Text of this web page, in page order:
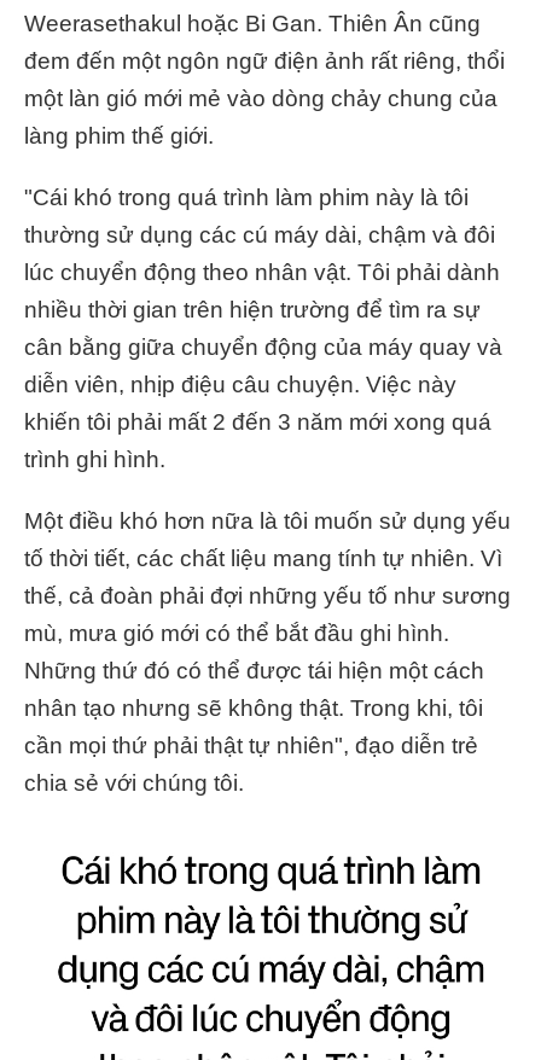
Weerasethakul hoặc Bi Gan. Thiên Ân cũng
đem đến một ngôn ngữ điện ảnh rất riêng, thổi
một làn gió mới mẻ vào dòng chảy chung của
làng phim thế giới.
"Cái khó trong quá trình làm phim này là tôi
thường sử dụng các cú máy dài, chậm và đôi
lúc chuyển động theo nhân vật. Tôi phải dành
nhiều thời gian trên hiện trường để tìm ra sự
cân bằng giữa chuyển động của máy quay và
diễn viên, nhịp điệu câu chuyện. Việc này
khiến tôi phải mất 2 đến 3 năm mới xong quá
trình ghi hình.
Một điều khó hơn nữa là tôi muốn sử dụng yếu
tố thời tiết, các chất liệu mang tính tự nhiên. Vì
thế, cả đoàn phải đợi những yếu tố như sương
mù, mưa gió mới có thể bắt đầu ghi hình.
Những thứ đó có thể được tái hiện một cách
nhân tạo nhưng sẽ không thật. Trong khi, tôi
cần mọi thứ phải thật tự nhiên", đạo diễn trẻ
chia sẻ với chúng tôi.